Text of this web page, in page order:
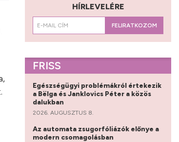
HÍRLEVELÉRE
FELIRATKOZOM
FRISS
Egészségügyi problémákról értekezik
a Bëlga és Janklovics Péter a közös
dalukban
2026. AUGUSZTUS 8.
Az automata zsugorfóliázók előnye a
modern csomagolásban